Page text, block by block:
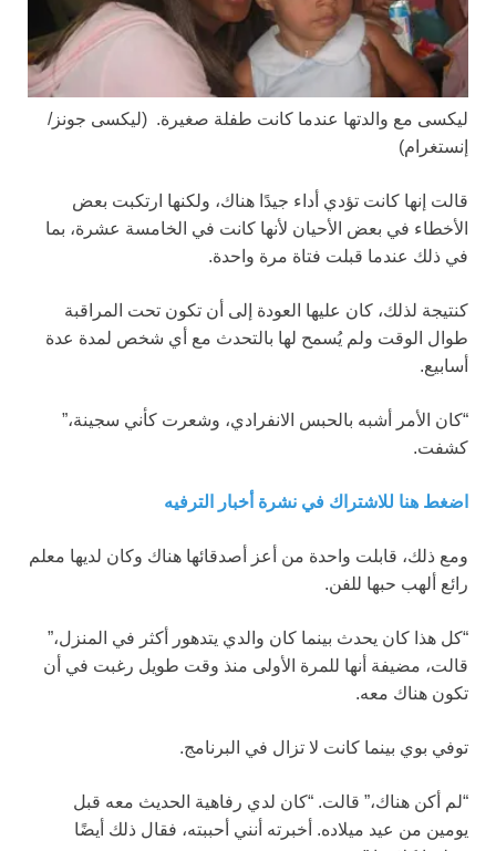
ليكسى مع والدتها عندما كانت طفلة صغيرة. (ليكسى جونز/
إنستغرام)
قالت إنها كانت تؤدي أداء جيدًا هناك، ولكنها ارتكبت بعض
الأخطاء في بعض الأحيان لأنها كانت في الخامسة عشرة، بما
في ذلك عندما قبلت فتاة مرة واحدة.
كنتيجة لذلك، كان عليها العودة إلى أن تكون تحت المراقبة
طوال الوقت ولم يُسمح لها بالتحدث مع أي شخص لمدة عدة
أسابيع.
“كان الأمر أشبه بالحبس الانفرادي، وشعرت كأني سجينة،”
كشفت.
اضغط هنا للاشتراك في نشرة أخبار الترفيه
ومع ذلك، قابلت واحدة من أعز أصدقائها هناك وكان لديها معلم
رائع ألهب حبها للفن.
“كل هذا كان يحدث بينما كان والدي يتدهور أكثر في المنزل،”
قالت، مضيفة أنها للمرة الأولى منذ وقت طويل رغبت في أن
تكون هناك معه.
توفي بوي بينما كانت لا تزال في البرنامج.
“لم أكن هناك،” قالت. “كان لدي رفاهية الحديث معه قبل
يومين من عيد ميلاده. أخبرته أنني أحببته، فقال ذلك أيضًا